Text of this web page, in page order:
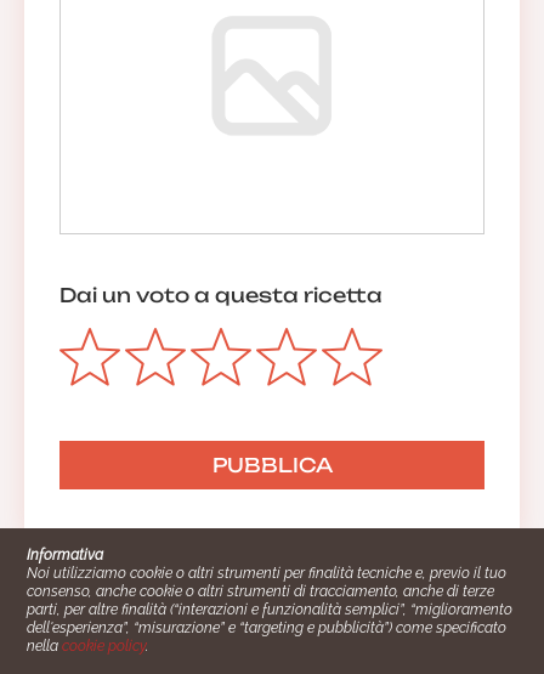
Dai un voto a questa ricetta
Informativa
Noi utilizziamo cookie o altri strumenti per finalità tecniche e, previo il tuo
consenso, anche cookie o altri strumenti di tracciamento, anche di terze
parti, per altre finalità (“interazioni e funzionalità semplici”, “miglioramento
dell'esperienza”, “misurazione” e “targeting e pubblicità”) come specificato
nellacookie policy.